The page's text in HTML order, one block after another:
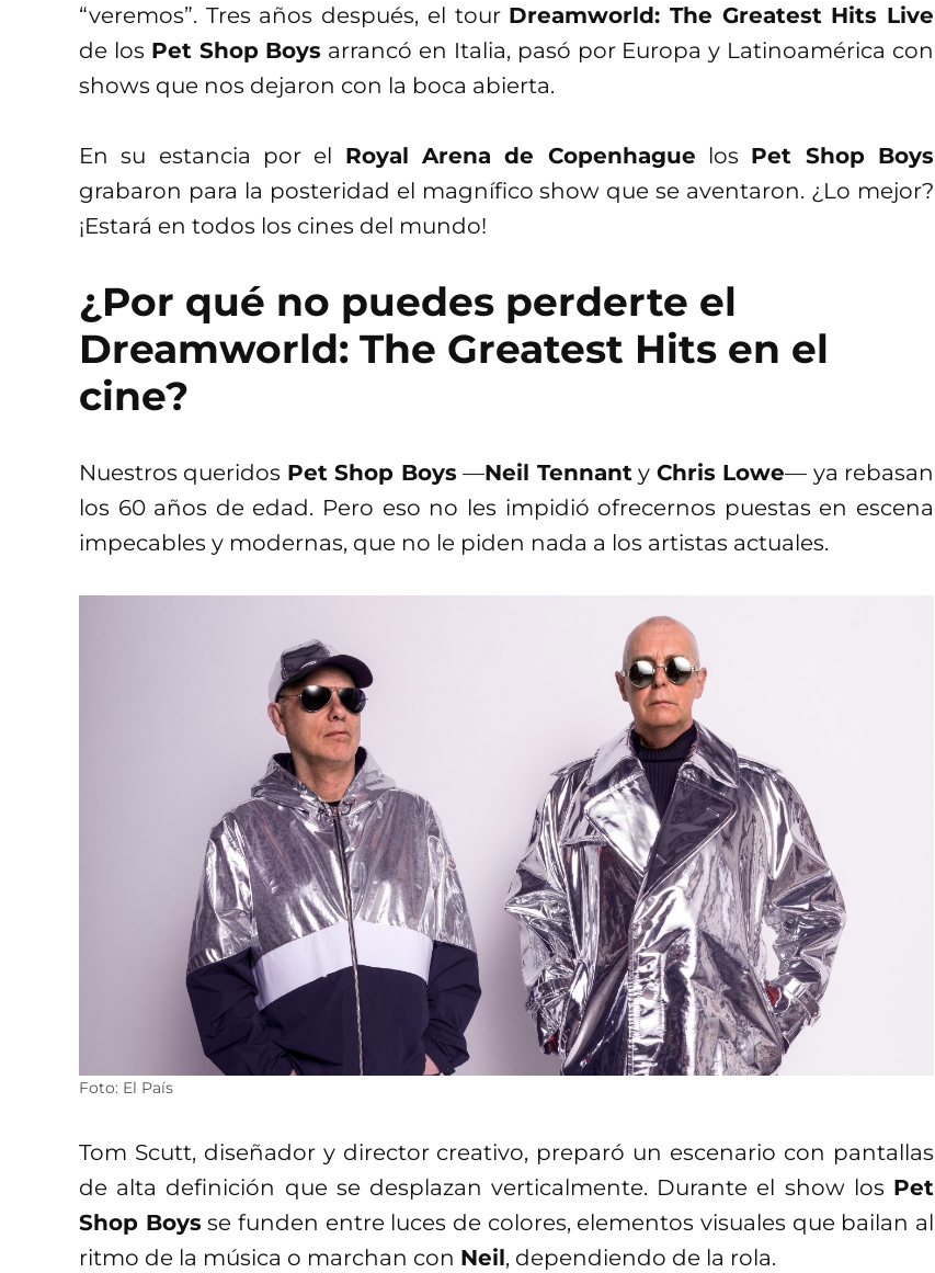
“veremos”. Tres años después, el tour Dreamworld: The Greatest Hits Live
de los Pet Shop Boys arrancó en Italia, pasó por Europa y Latinoamérica con
shows que nos dejaron con la boca abierta.
En su estancia por el Royal Arena de Copenhague los Pet Shop Boys
grabaron para la posteridad el magnífico show que se aventaron. ¿Lo mejor?
¡Estará en todos los cines del mundo!
¿Por qué no puedes perderte el
Dreamworld: The Greatest Hits en el
cine?
Nuestros queridos Pet Shop Boys—Neil Tennant y Chris Lowe— ya rebasan
los 60 años de edad. Pero eso no les impidió ofrecernos puestas en escena
impecables y modernas, que no le piden nada a los artistas actuales.
Foto: El País
Tom Scutt, diseñador y director creativo, preparó un escenario con pantallas
de alta definición que se desplazan verticalmente. Durante el show los Pet
Shop Boysse funden entre luces de colores, elementos visuales que bailan al
ritmo de la música o marchan con Neil, dependiendo de la rola.